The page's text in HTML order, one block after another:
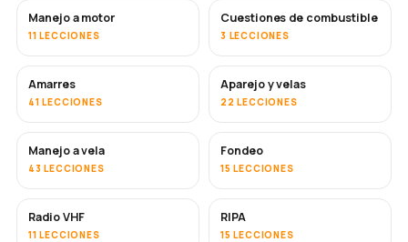
Manejo a motor
11 LECCIONES
Cuestiones de combustible
3 LECCIONES
Amarres
41 LECCIONES
Aparejo y velas
22 LECCIONES
Manejo a vela
43 LECCIONES
Fondeo
15 LECCIONES
Radio VHF
11 LECCIONES
RIPA
15 LECCIONES